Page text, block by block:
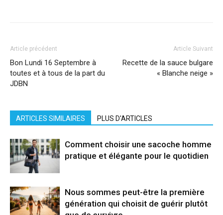
Article précédent
Bon Lundi 16 Septembre à
toutes et à tous de la part du
JDBN
Article Suivant
Recette de la sauce bulgare
« Blanche neige »
ARTICLES SIMILAIRES PLUS D'ARTICLES
Comment choisir une sacoche homme
pratique et élégante pour le quotidien
Nous sommes peut-être la première
génération qui choisit de guérir plutôt